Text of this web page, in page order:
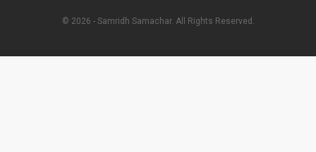
© 2026 - Samridh Samachar. All Rights Reserved.